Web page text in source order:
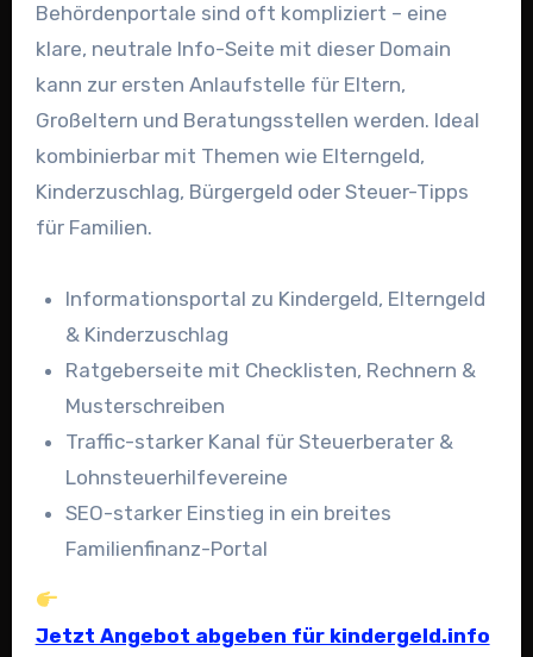
Behördenportale sind oft kompliziert – eine
klare, neutrale Info-Seite mit dieser Domain
kann zur ersten Anlaufstelle für Eltern,
Großeltern und Beratungsstellen werden. Ideal
kombinierbar mit Themen wie Elterngeld,
Kinderzuschlag, Bürgergeld oder Steuer-Tipps
für Familien.
Informationsportal zu Kindergeld, Elterngeld
& Kinderzuschlag
Ratgeberseite mit Checklisten, Rechnern &
Musterschreiben
Traffic-starker Kanal für Steuerberater &
Lohnsteuerhilfevereine
SEO-starker Einstieg in ein breites
Familienfinanz-Portal
Jetzt Angebot abgeben für kindergeld.info